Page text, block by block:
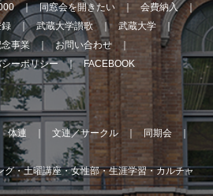
同窓会を開きたい
会費納入
録 武蔵大学讃歌
武蔵大学
事業
お問い合わせ
ーポリシー FACEBOOK
体連 文連／サークル
同期会
グ・土曜講座・女性部・生涯学習・カルチャ